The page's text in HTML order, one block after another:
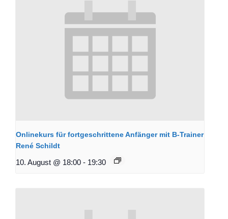
Onlinekurs für fortgeschrittene Anfänger mit B-Trainer
René Schildt
10. August @ 18:00 - 19:30